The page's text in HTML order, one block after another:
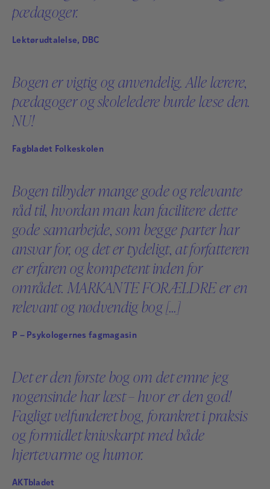
Rikke Yde Tordrup
Rikke Yde Tordrup er cand.psych., aut. psykolog og
specialist i klinisk børnepsykologi. Hun har egen
praksis og superviserer herudover forskellige
faggrupper, bl.a. sund­hedsplejersker, socialrådgivere
og børnesagkyndige. Hun holder foredrag om
tilknytning, udviklings­psykologi, forældresamarbejde
forældre og serien Tryg tilknytning.
Læs mere
pædagoger.
Lektørudtalelse, DBC
Bogen er vigtig og anvendelig. Alle lærere,
pædagoger og skoleledere burde læse den.
NU!
Fagbladet Folkeskolen
Bogen tilbyder mange gode og relevante
råd til, hvordan man kan facilitere dette
gode samarbejde, som begge parter har
ansvar for, og det er tydeligt, at forfatteren
er erfaren og kompetent inden for
området. MARKANTE FORÆLDRE er en
relevant og nødvendig bog [...]
P – Psykologernes fagmagasin
Det er den første bog om det emne jeg
nogensinde har læst – hvor er den god!
Fagligt velfunderet bog, forankret i praksis
og formidlet knivskarpt med både
hjertevarme og humor.
AKTbladet